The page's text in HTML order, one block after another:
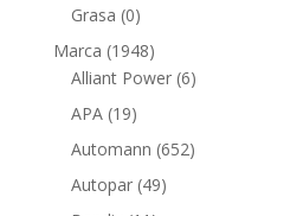
Grasa 00
productos
Marca 19481948
productos
Alliant Power 66
APA 1919
productos
Automann 652652
Autopar 4949